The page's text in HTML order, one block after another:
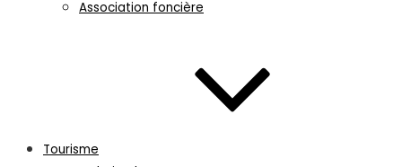
Association foncière
Tourisme